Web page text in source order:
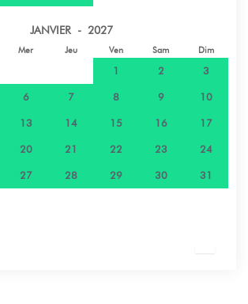
JANVIER - 2027
Mer Jeu Ven Sam Dim
1 2 3
6 7 8 9 10
13 14 15 16 17
20 21 22 23 24
27 28 29 30 31